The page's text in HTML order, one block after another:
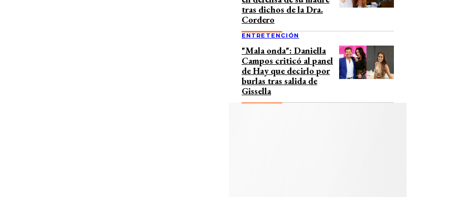
tras dichos de la Dra.
Cordero
ENTRETENCIÓN
"Mala onda": Daniella
Campos criticó al panel
de Hay que decirlo por
burlas tras salida de
Gissella